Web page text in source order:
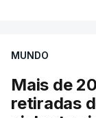
MUNDO
Mais de
retiradas